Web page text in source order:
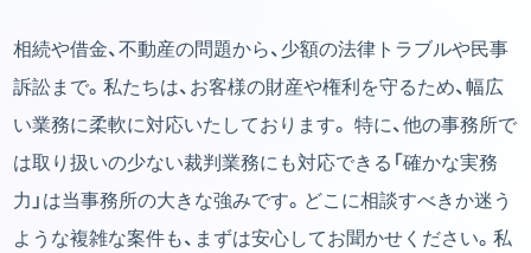
相続や借金、不動産の問題から、少額の法律トラブルや民事
訴訟まで。私たちは、お客様の財産や権利を守るため、幅広
い業務に柔軟に対応いたしております。 特に、他の事務所で
は取り扱いの少ない裁判業務にも対応できる「確かな実務
力」は当事務所の大きな強みです。どこに相談すべきか迷う
ような複雑な案件も、まずは安心してお聞かせください。私